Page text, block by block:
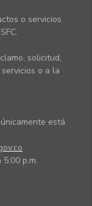
o servicios
solicitud,
o a la
está
p.m.